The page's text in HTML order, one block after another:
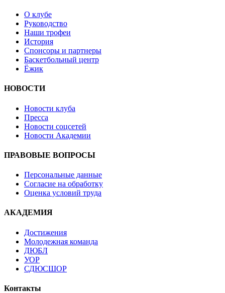
О клубе
Руководство
Наши трофеи
История
Спонсоры и партнеры
Баскетбольный центр
Ёжик
НОВОСТИ
Новости клуба
Пресса
Новости соцсетей
Новости Академии
ПРАВОВЫЕ ВОПРОСЫ
Персональные данные
Согласие на обработку
Оценка условий труда
АКАДЕМИЯ
Достижения
Молодежная команда
ДЮБЛ
УОР
СДЮСШОР
Контакты